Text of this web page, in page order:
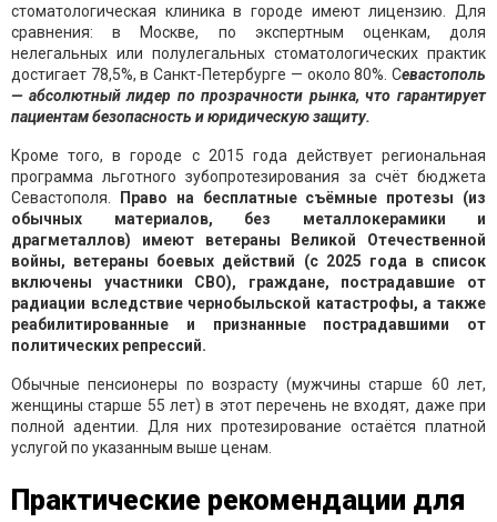
стоматологическая клиника в городе имеют лицензию. Для
сравнения: в Москве, по экспертным оценкам, доля
нелегальных или полулегальных стоматологических практик
достигает 78,5%, в Санкт-Петербурге — около 80%. Севастополь
— абсолютный лидер по прозрачности рынка, что гарантирует
пациентам безопасность и юридическую защиту.
Кроме того, в городе с 2015 года действует региональная
программа льготного зубопротезирования за счёт бюджета
Севастополя. Право на бесплатные съёмные протезы (из
обычных материалов, без металлокерамики и
драгметаллов) имеют ветераны Великой Отечественной
войны, ветераны боевых действий (с 2025 года в список
включены участники СВО), граждане, пострадавшие от
радиации вследствие чернобыльской катастрофы, а также
реабилитированные и признанные пострадавшими от
политических репрессий.
Обычные пенсионеры по возрасту (мужчины старше 60 лет,
женщины старше 55 лет) в этот перечень не входят, даже при
полной адентии. Для них протезирование остаётся платной
услугой по указанным выше ценам.
Практические рекомендации для